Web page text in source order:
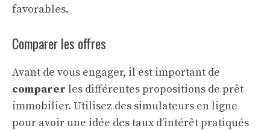
favorables.
Comparer les offres
Avant de vous engager, il est important de
comparer les différentes propositions de prêt
immobilier. Utilisez des simulateurs en ligne
pour avoir une idée des taux d’intérêt pratiqués